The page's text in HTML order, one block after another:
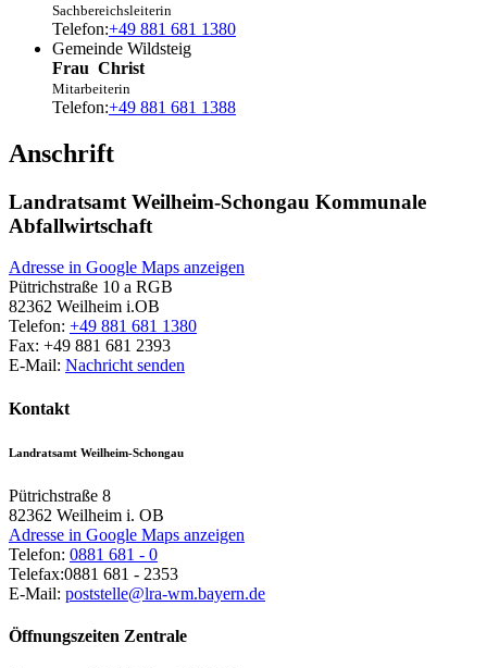
Sachbereichsleiterin
Telefon:+49 881 681 1380
Gemeinde Wildsteig
Frau Christ
Mitarbeiterin
Telefon:+49 881 681 1388
Anschrift
Landratsamt Weilheim-Schongau Kommunale
Abfallwirtschaft
Adresse in Google Maps anzeigen
Pütrichstraße 10 a RGB
82362 Weilheim i.OB
Telefon: +49 881 681 1380
Fax: +49 881 681 2393
E-Mail: Nachricht senden
Kontakt
Landratsamt Weilheim-Schongau
Pütrichstraße 8
82362 Weilheim i. OB
Adresse in Google Maps anzeigen
Telefon: 0881 681 - 0
Telefax:0881 681 - 2353
E-Mail: poststelle@lra-wm.bayern.de
Öffnungszeiten Zentrale